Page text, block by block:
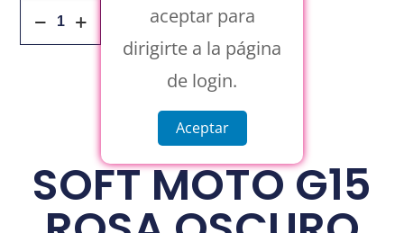
Añadir Al Carrito
SOFT MOTO G15
aceptar para
dirigirte a la página
de login.
Aceptar